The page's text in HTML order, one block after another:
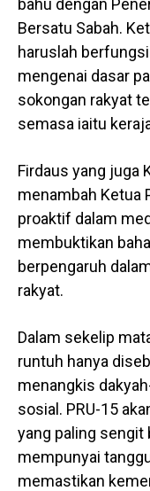
Bersatu Sabah.
haruslah
mengenai dasar
sokongan rakyat
semasa iaitu
Firdaus yang juga
menambah Ketua
proaktif dalam
membuktikan
berpengaruh
rakyat.
Dalam sekelip
runtuh hanya
menangkis
sosial. PRU-15
yang paling sengit
mempunyai
memastikan